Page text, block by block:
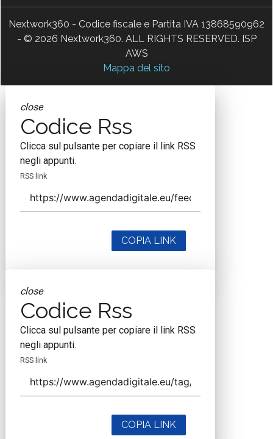
Nextwork360 - Codice fiscale e Partita IVA 13868590962
- © 2026 Nextwork360. ALL RIGHTS RESERVED. ISP
AWS
Mappa del sito
close
Codice Rss
Clicca sul pulsante per copiare il link RSS
negli appunti.
RSS link
COPIA LINK
close
Codice Rss
Clicca sul pulsante per copiare il link RSS
negli appunti.
RSS link
COPIA LINK